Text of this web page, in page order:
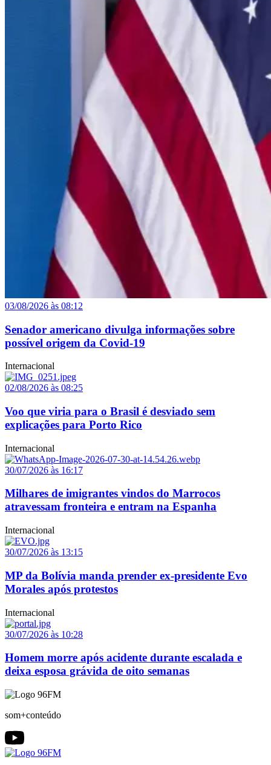
03/08/2026 às 08:12
Senador americano divulga informações sobre
possível origem da Covid-19
Internacional
02/08/2026 às 08:25
Voo que viria para o Brasil é desviado sem
explicações para Porto Rico
Internacional
30/07/2026 às 16:17
Milhares de imigrantes vindos do Marrocos
atravessam fronteira e entram na Espanha
Internacional
30/07/2026 às 13:15
MP da Bolívia manda prender ex-presidente Evo
Morales após protestos
Internacional
30/07/2026 às 10:28
Homem morre após acidente durante escalada e
deixa esposa grávida de oito semanas
som+conteúdo